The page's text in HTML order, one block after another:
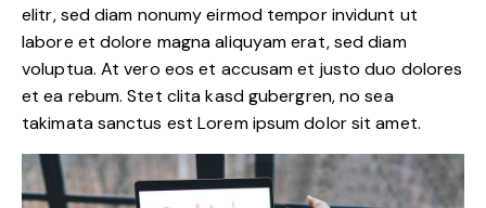
elitr, sed diam nonumy eirmod tempor invidunt ut
labore et dolore magna aliquyam erat, sed diam
voluptua. At vero eos et accusam et justo duo dolores
et ea rebum. Stet clita kasd gubergren, no sea
takimata sanctus est Lorem ipsum dolor sit amet.